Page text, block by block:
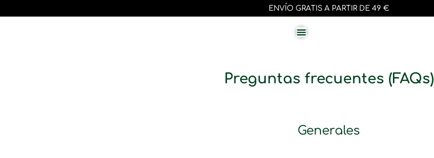
ENVÍO GRATIS A PARTIR DE 49 €
Preguntas frecuentes (FAQs)
Generales